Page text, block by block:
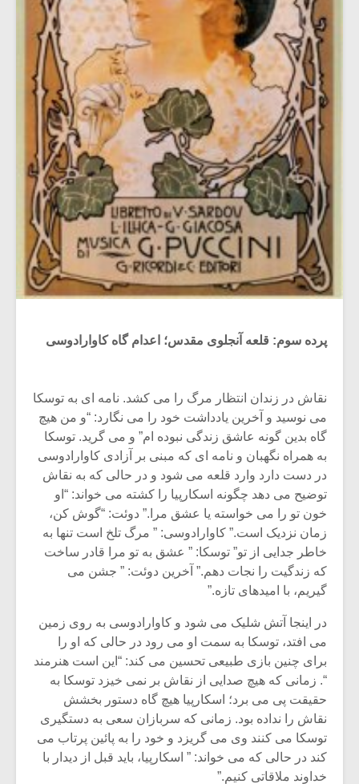
پرده سوم: قلعه آنجلوی مقدس؛ اعدام گاه کاوارادوسی
نقاش در زندان انتظار مرگ را می کشد. نامه ای به توسکا
می نوسید و آخرین یادداشت خود را می نگارد: “و من هیچ
گاه بدین گونه عاشق زندگی نبوده ام” و می گرید. توسکا
به همراه نگهبان و نامه ای که مبنی بر آزادی کاوارادوسی
در دست دارد وارد قلعه می شود و در حالی که به نقاش
توضیح می دهد چگونه اسکارپیا را کشته می خواند: “او
خون تو را می خواسته یا عشق مرا.” دوئت: “گوش کن،
زمان نزدیک است.” کاوارادوسی: ” مرگ تلخ است تنها به
خاطر جدایی از تو” توسکا: ” عشق به تو مرا قادر ساخت
که زندگیت را نجات دهم.” آخرین دوئت: ” جشن می
گیریم، با امیدهای تازه.”
در اینجا آتش شلیک می شود و کاوارادوسی به روی زمین
می افتد، توسکا به سمت او می رود در حالی که او را
برای چنین بازی طبیعی تحسین می کند: “این است هنرمند
“. زمانی که هیچ صدایی از نقاش بر نمی خیزد توسکا به
حقیقت پی می برد؛ اسکارپیا هیچ گاه دستور بخشش
نقاش را نداده بود. زمانی که سربازان سعی به دستگیری
توسکا می کنند وی می گریزد و خود را به پائین پرتاب می
کند در حالی که می خواند: ” اسکارپیا، باید قبل از دیدار با
خداوند ملاقاتی کنیم.”
میکلوش روژا
یادداشتی بر موسیقی
متن فیلم «متری
شیش و نیم»
اگر نمی توانی
مشهورترین باشی،
دوره
برگزار
سکانسی